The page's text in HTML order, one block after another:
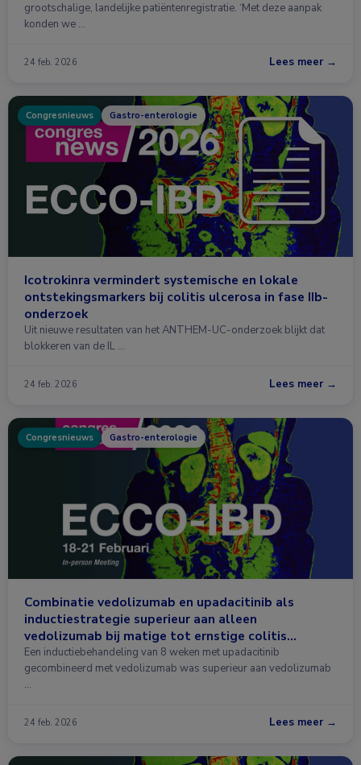
grootschalige, landelijke patiëntenregistratie. ‘Met deze aanpak
konden we …
24 feb. 2026 Lees meer →
Congresnieuws Gastro-enterologie
Icotrokinra vermindert systemische en lokale
ontstekingsmarkers bij colitis ulcerosa in fase IIb-
onderzoek
Uit nieuwe resultaten van het ANTHEM-UC-onderzoek blijkt dat
blokkeren van de IL …
24 feb. 2026 Lees meer →
Congresnieuws Gastro-enterologie
Combinatie vedolizumab en upadacitinib als
inductiestrategie superieur aan alleen
vedolizumab bij matige tot ernstige colitis
ulcerosa
Een inductiebehandeling van 8 weken met upadacitinib
gecombineerd met vedolizumab was superieur aan vedolizumab
…
24 feb. 2026 Lees meer →